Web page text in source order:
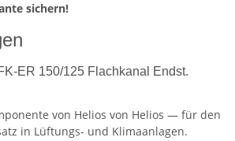
sichern!
ER 150/125 Flachkanal Endst.
von Helios von Helios — für den
in Lüftungs- und Klimaanlagen.